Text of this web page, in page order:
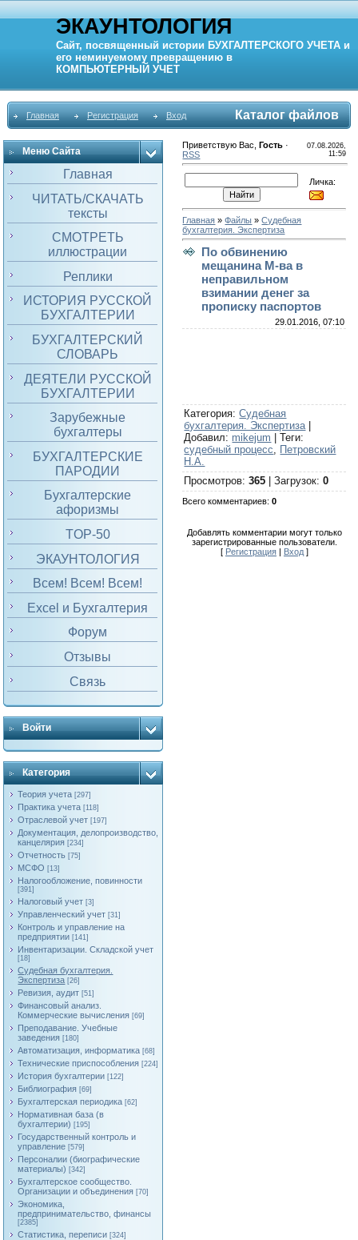
ЭКАУНТОЛОГИЯ
Сайт, посвященный истории БУХГАЛТЕРСКОГО УЧЕТА и
его неминуемому превращению в
КОМПЬЮТЕРНЫЙ УЧЕТ
Главная Регистрация Вход Каталог файлов
Меню Сайта
Главная
ЧИТАТЬ/СКАЧАТЬ
тексты
СМОТРЕТЬ
иллюстрации
Реплики
ИСТОРИЯ РУССКОЙ
БУХГАЛТЕРИИ
БУХГАЛТЕРСКИЙ
СЛОВАРЬ
ДЕЯТЕЛИ РУССКОЙ
БУХГАЛТЕРИИ
Зарубежные
бухгалтеры
БУХГАЛТЕРСКИЕ
ПАРОДИИ
Бухгалтерские
афоризмы
TOP-50
ЭКАУНТОЛОГИЯ
Всем! Всем! Всем!
Excel и Бухгалтерия
Форум
Отзывы
Связь
Войти
Категория
Теория учета [297]
Практика учета [118]
Отраслевой учет [197]
Документация, делопроизводство,
канцелярия [234]
Отчетность [75]
МСФО [13]
Налогообложение, повинности
[391]
Налоговый учет [3]
Управленческий учет [31]
Контроль и управление на
предприятии [141]
Инвентаризации. Складской учет
[18]
Судебная бухгалтерия.
Экспертиза [26]
Ревизия, аудит [51]
Финансовый анализ.
Коммерческие вычисления [69]
Преподавание. Учебные
заведения [180]
Автоматизация, информатика [68]
Технические приспособления [224]
История бухгалтерии [122]
Библиография [69]
Бухгалтерская периодика [62]
Нормативная база (в
бухгалтерии) [195]
Государственный контроль и
управление [579]
Персоналии (биографические
материалы) [342]
Бухгалтерское сообщество.
Организации и объединения [70]
Экономика,
предпринимательство, финансы
[2385]
Статистика, переписи [324]
Приветствую Вас ,Гость ·
RSS
07.08.2026,
11:59
Личка:
Главная »Файлы »Судебная
бухгалтерия. Экспертиза
По обвинению
мещанина М-ва в
неправильном
взимании денег за
прописку паспортов
29.01.2016, 07:10
Категория:Судебная
бухгалтерия. Экспертиза|
Добавил: mikejum |Теги:
судебный процесс, Петровский
Н.А.
Просмотров:365 |Загрузок:0
Всего комментариев:0
Добавлять комментарии могут только
зарегистрированные пользователи.
[ Регистрация| Вход]